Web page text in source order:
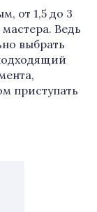
от 1,5 до 3
Ведь
выбрать
приступать